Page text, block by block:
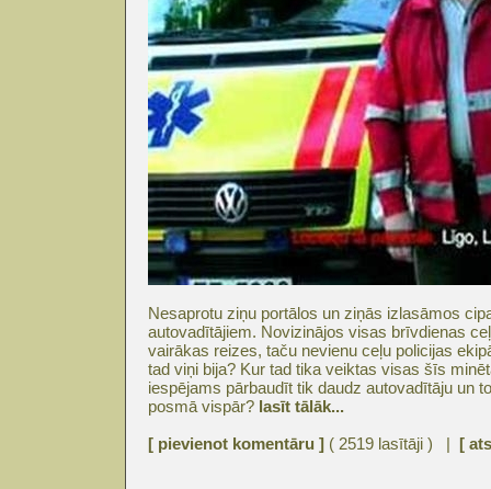
Nesaprotu ziņu portālos un ziņās izlasāmos
autovadītājiem. Novizinājos visas brīvdienas
vairākas reizes, taču nevienu ceļu policijas
tad viņi bija? Kur tad tika veiktas visas šīs
iespējams pārbaudīt tik daudz autovadītāju un
posmā vispār? lasīt tālāk...
[ pievienot komentāru ] ( 2519 lasītāji ) | [